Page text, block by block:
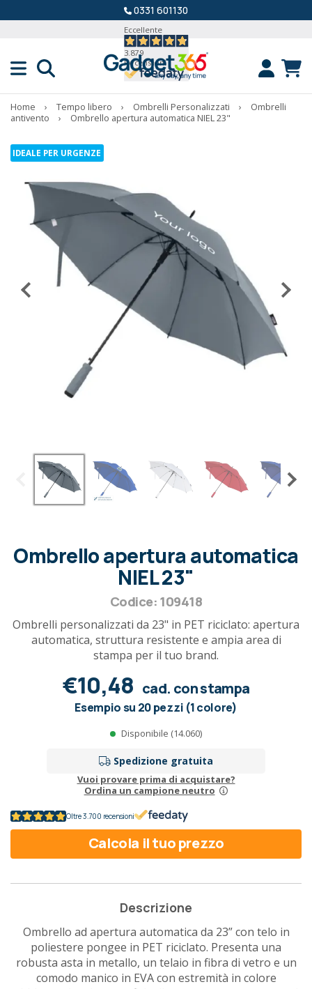
0331 601130
Eccellente
3.879
Recensioni
Home › Tempo libero › Ombrelli Personalizzati ›
Ombrelli
antivento
› Ombrello apertura automatica NIEL 23"
IDEALE PER URGENZE
Ombrello apertura automatica
NIEL 23"
Codice: 109418
Ombrelli personalizzati da 23" in PET riciclato: apertura
automatica, struttura resistente e ampia area di
stampa per il tuo brand.
€10,48 cad. con stampa
Esempio su 20 pezzi (1 colore)
Disponibile (14.060)
Spedizione gratuita
Vuoi provare prima di acquistare?
Ordina un campione neutro
Oltre 3.700 recensioni
Calcola il tuo prezzo
Descrizione
Ombrello ad apertura automatica da 23” con telo in
poliestere pongee in PET riciclato. Presenta una
robusta asta in metallo, un telaio in fibra di vetro e un
comodo manico in EVA con estremità in colore